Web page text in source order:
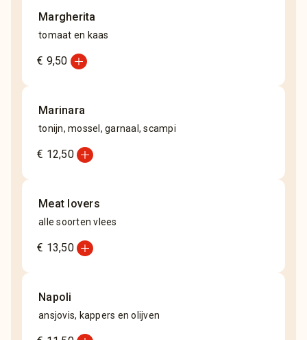
Margherita
tomaat en kaas
€ 9,50 add_circle
Marinara
tonijn, mossel, garnaal, scampi
€ 12,50add_circle
Meat lovers
alle soorten vlees
€ 13,50add_circle
Napoli
ansjovis, kappers en olijven